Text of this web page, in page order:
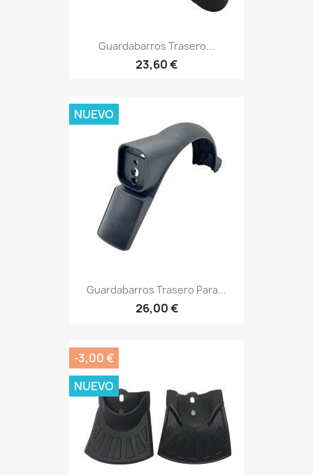
Guardabarros Trasero...
23,60 €
Guardabarros Trasero Para...
26,00 €
NUEVO
-3,00 €
NUEVO